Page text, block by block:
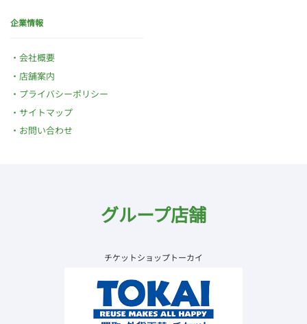
企業情報
会社概要
店舗案内
プライバシーポリシー
サイトマップ
お問い合わせ
グループ店舗
チケットショップトーカイ